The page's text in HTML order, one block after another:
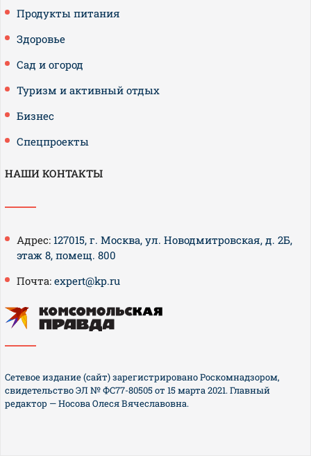
Продукты питания
Здоровье
Сад и огород
Туризм и активный отдых
Бизнес
Спецпроекты
НАШИ КОНТАКТЫ
Адрес: 127015, г. Москва, ул. Новодмитровская, д. 2Б,
этаж 8, помещ. 800
Почта: expert@kp.ru
Сетевое издание (сайт) зарегистрировано Роскомнадзором,
свидетельство ЭЛ № ФС77-80505 от 15 марта 2021. Главный
редактор — Носова Олеся Вячеславовна.